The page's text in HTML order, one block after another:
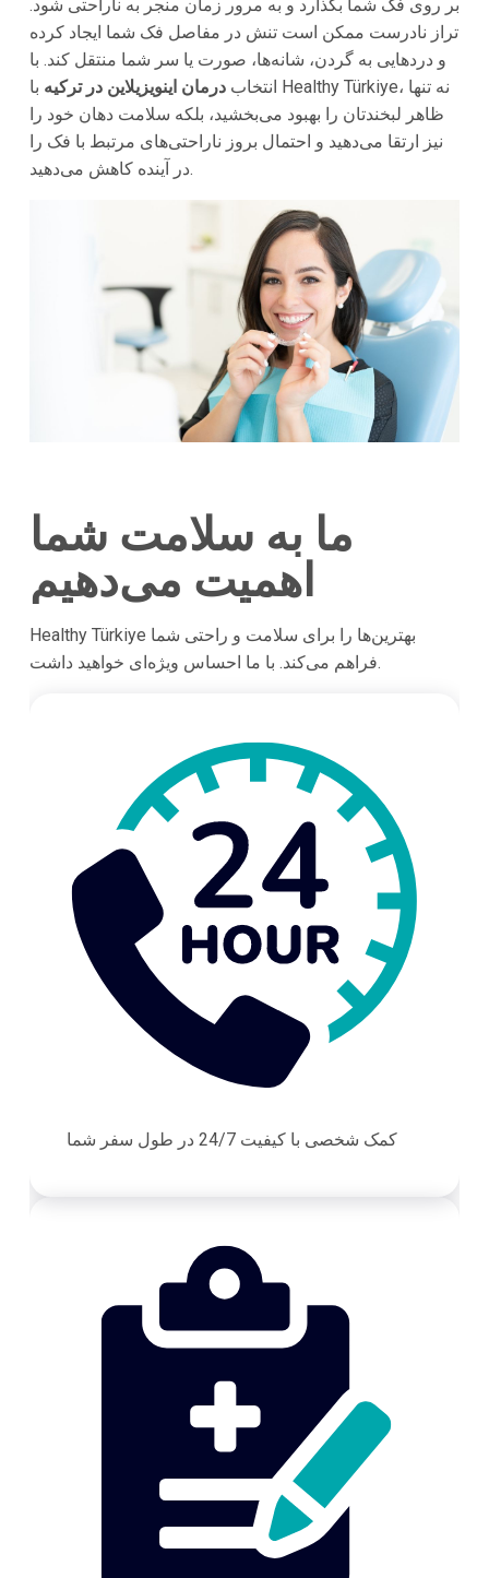
بر روی فک شما بگذارد و به مرور زمان منجر به ناراحتی شود.
تراز نادرست ممکن است تنش در مفاصل فک شما ایجاد کرده
و دردهایی به گردن، شانه‌ها، صورت یا سر شما منتقل کند. با
انتخابدرمان اینویزیلاین در ترکیه با Healthy Türkiye، نه تنها
ظاهر لبخندتان را بهبود می‌بخشید، بلکه سلامت دهان خود را
نیز ارتقا می‌دهید و احتمال بروز ناراحتی‌های مرتبط با فک را
در آینده کاهش می‌دهید.
ما به سلامت شما
اهمیت می‌دهیم
Healthy Türkiye بهترین‌ها را برای سلامت و راحتی شما
فراهم می‌کند. با ما احساس ویژه‌ای خواهید داشت.
کمک شخصی با کیفیت 24/7 در طول سفر شما